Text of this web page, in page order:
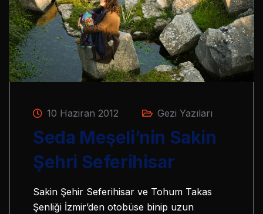
10 Haziran 2012 Gezi Yazıları
Seda Meşeli’nin Sakin
Şehri Seferihisar
Sakin Şehir Seferihisar ve Tohum Takas
Şenliği İzmir’den otobüse binip uzun